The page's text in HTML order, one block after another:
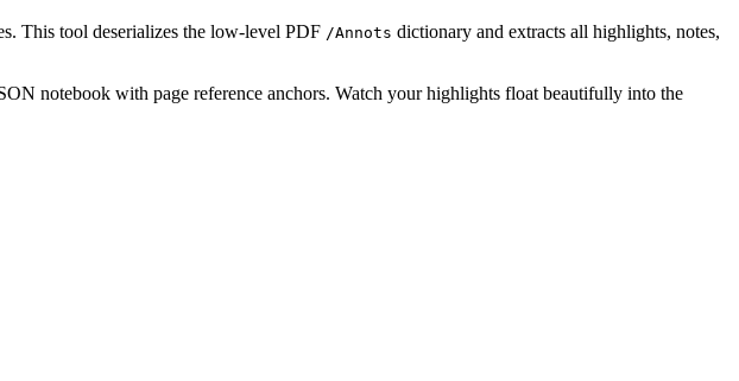
This tool deserializes the low-level PDF /Annots dictionary and extracts all highlights, notes,
notebook with page reference anchors. Watch your highlights float beautifully into the